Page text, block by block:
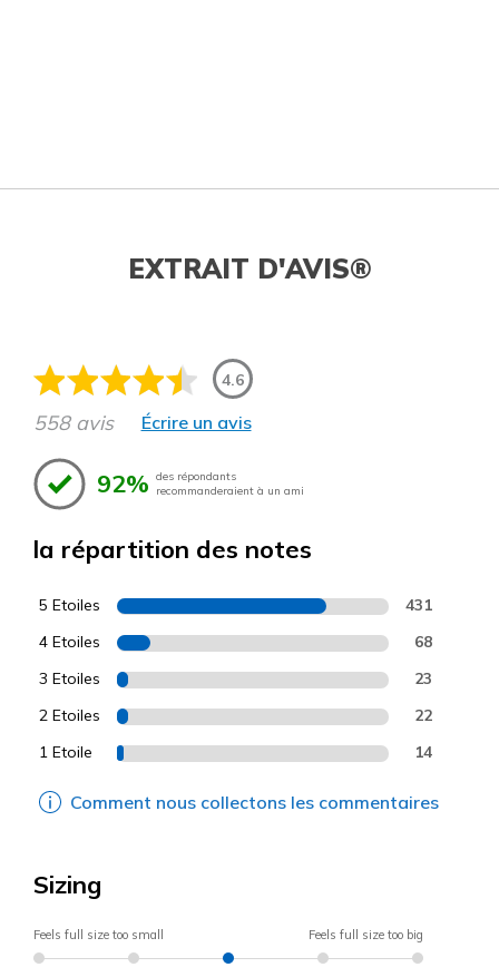
EXTRAIT D'AVIS®
4.6
558 avis Écrire un avis
92% des répondants
recommanderaient à un ami
la répartition des notes
5 Etoiles 431
4 Etoiles 68
3 Etoiles 23
2 Etoiles 22
1 Etoile 14
Comment nous collectons les commentaires
Sizing
Feels full size too small Feels full size too big